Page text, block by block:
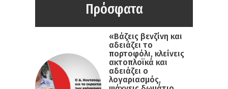
Πρόσφατα
«Βάζεις βενζίνη και
αδειάζει το
πορτοφόλι, κλείνεις
ακτοπλοϊκά και
αδειάζει ο
λογαριασμός,